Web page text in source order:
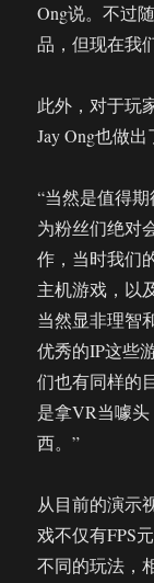
Ong说。不过
品，但现在我
此外，对于玩
Jay Ong也做出
“当然是值得
为粉丝们绝对
作，当时我们
主机游戏，以
当然显非理智
优秀的IP这些
们也有同样的
是拿VR当噱
西。”
从目前的演示
戏不仅有FPS
不同的玩法，